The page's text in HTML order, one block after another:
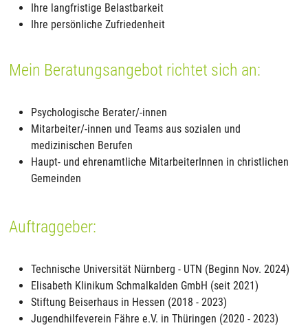
Ihre langfristige Belastbarkeit
Ihre persönliche Zufriedenheit
Mein Beratungsangebot richtet sich an:
Psychologische Berater/-innen
Mitarbeiter/-innen und Teams aus sozialen und
medizinischen Berufen
Haupt- und ehrenamtliche MitarbeiterInnen in christlichen
Gemeinden
Auftraggeber:
Technische Universität Nürnberg - UTN (Beginn Nov. 2024)
Elisabeth Klinikum Schmalkalden GmbH (seit 2021)
Stiftung Beiserhaus in Hessen (2018 - 2023)
Jugendhilfeverein Fähre e.V. in Thüringen (2020 - 2023)